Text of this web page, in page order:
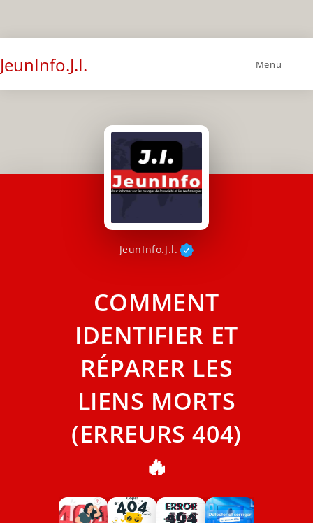
JeunInfo.J.I. Menu
JeunInfo.J.l.
COMMENT
IDENTIFIER ET
RÉPARER LES
LIENS MORTS
(ERREURS 404)
🔥